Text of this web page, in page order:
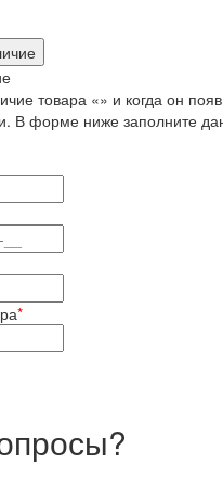
товара «» и когда он
В форме ниже заполните
*